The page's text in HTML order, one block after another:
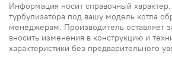
Информация носит справочный
турбулизатора под вашу модель котла
менеджерам. Производитель оставляет
вносить изменения в конструкцию и
характеристики без предварительного